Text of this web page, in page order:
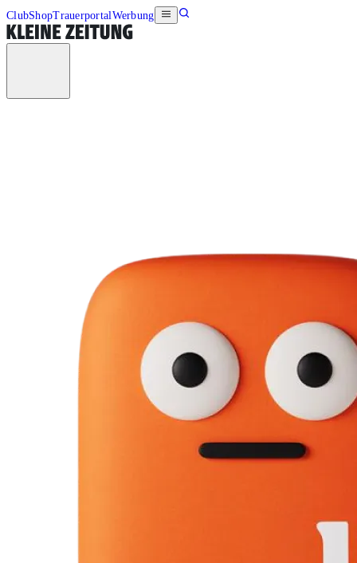
ClubShopTrauerportalWerbung